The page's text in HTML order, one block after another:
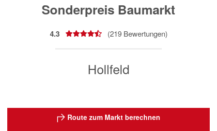
Sonderpreis Baumarkt
4.3 (219Bewertungen)
Hollfeld
Route zum Markt berechnen